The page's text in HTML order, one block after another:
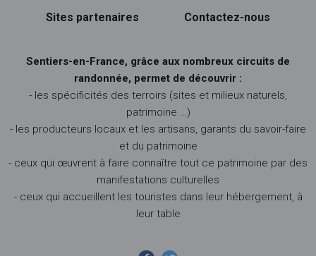
Sites partenaires Contactez-nous
Sentiers-en-France, grâce aux nombreux circuits de
randonnée, permet de découvrir :
- les spécificités des terroirs (sites et milieux naturels,
patrimoine …)
- les producteurs locaux et les artisans, garants du savoir-faire
et du patrimoine
- ceux qui œuvrent à faire connaître tout ce patrimoine par des
manifestations culturelles
- ceux qui accueillent les touristes dans leur hébergement, à
leur table